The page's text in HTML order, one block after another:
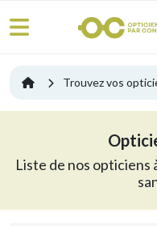
Trouvez vos
Liste de nos opticiens